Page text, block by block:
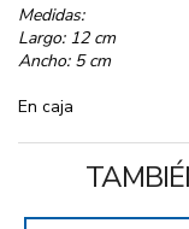
Medidas:
Largo: 12 cm
Ancho: 5 cm
En caja